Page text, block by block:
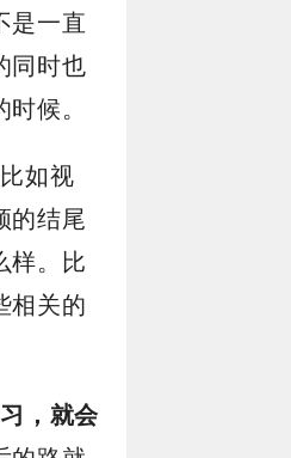
是一直
同时也
候。
比如视
的结尾
样。比
相关的
，就会